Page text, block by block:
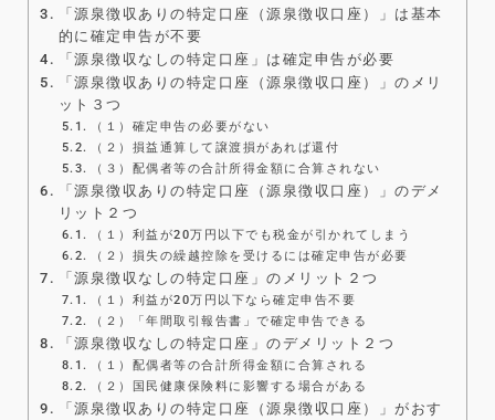
「源泉徴収ありの特定口座（源泉徴収口座）」は基本
的に確定申告が不要
「源泉徴収なしの特定口座」は確定申告が必要
「源泉徴収ありの特定口座（源泉徴収口座）」のメリ
ット３つ
（１）確定申告の必要がない
（２）損益通算して譲渡損があれば還付
（３）配偶者等の合計所得金額に合算されない
「源泉徴収ありの特定口座（源泉徴収口座）」のデメ
リット２つ
（１）利益が20万円以下でも税金が引かれてしまう
（２）損失の繰越控除を受けるには確定申告が必要
「源泉徴収なしの特定口座」のメリット２つ
（１）利益が20万円以下なら確定申告不要
（２）「年間取引報告書」で確定申告できる
「源泉徴収なしの特定口座」のデメリット２つ
（１）配偶者等の合計所得金額に合算される
（２）国民健康保険料に影響する場合がある
「源泉徴収ありの特定口座（源泉徴収口座）」がおす